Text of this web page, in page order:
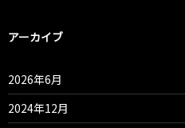
アーカイブ
2026年6月
2024年12月